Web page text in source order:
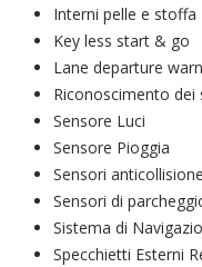
Interni pelle e stoffa
Key less start & go
Lane departure
Riconoscimento dei
Sensore Luci
Sensore Pioggia
Sensori anticollisione
Sensori di
Sistema di
Specchietti Esterni